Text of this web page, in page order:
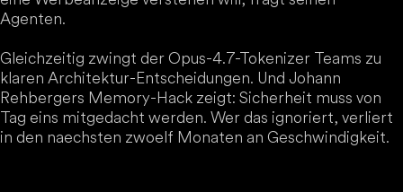
Agenten.
Gleichzeitig zwingt der Opus-4.7-Tokenizer Teams zu
klaren Architektur-Entscheidungen. Und Johann
Rehbergers Memory-Hack zeigt: Sicherheit muss von
Tag eins mitgedacht werden. Wer das ignoriert, verliert
in den naechsten zwoelf Monaten an Geschwindigkeit.